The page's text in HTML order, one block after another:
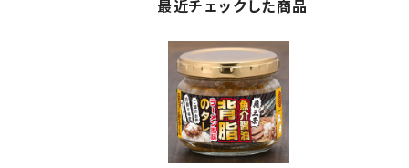
最近チェックした商品